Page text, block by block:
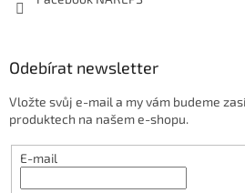
Odebírat newsletter
Vložte svůj e-mail a my vám budeme
produktech na našem e-shopu.
E-mail